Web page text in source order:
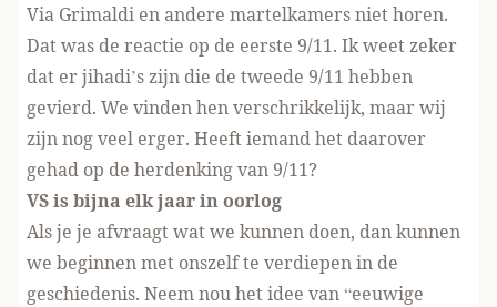
Via Grimaldi en andere martelkamers niet horen.
Dat was de reactie op de eerste 9/11. Ik weet zeker
dat er jihadi’s zijn die de tweede 9/11 hebben
gevierd. We vinden hen verschrikkelijk, maar wij
zijn nog veel erger. Heeft iemand het daarover
gehad op de herdenking van 9/11?
VS is bijna elk jaar in oorlog
Als je je afvraagt wat we kunnen doen, dan kunnen
we beginnen met onszelf te verdiepen in de
geschiedenis. Neem nou het idee van “eeuwige